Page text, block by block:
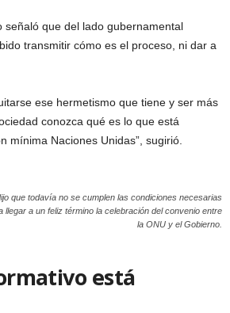
señaló que del lado gubernamental
transmitir cómo es el proceso, ni dar a
ese hermetismo que tiene y ser más
conozca qué es lo que está
mínima Naciones Unidas”, sugirió.
que todavía no se cumplen las condiciones necesarias
llegar a un feliz término la celebración del convenio entre
la ONU y el Gobierno.
está